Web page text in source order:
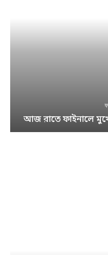
আজ রাতে ফাইনালে